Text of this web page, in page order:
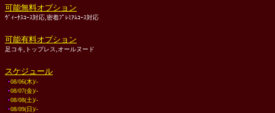
可能無料オプション
ｳﾞｨｰﾅｽｺｰｽ対応,密着ﾌﾟﾚﾐｱﾑｺｰｽ対応
可能有料オプション
足コキ,トップレス,オールヌード
スケジュール
08/06(木)/-
08/07(金)/-
08/08(土)/-
08/09(日)/-